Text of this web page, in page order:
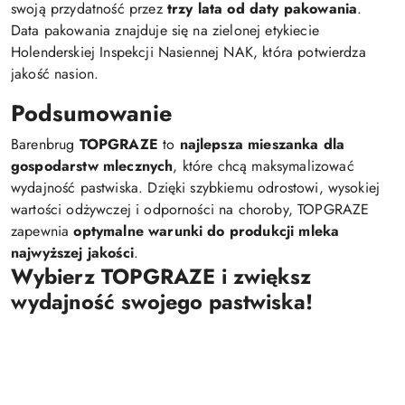
swoją przydatność przez trzy lata od daty pakowania.
Data pakowania znajduje się na zielonej etykiecie
Holenderskiej Inspekcji Nasiennej NAK, która potwierdza
jakość nasion.
Podsumowanie
Barenbrug TOPGRAZE to najlepsza mieszanka dla
gospodarstw mlecznych, które chcą maksymalizować
wydajność pastwiska. Dzięki szybkiemu odrostowi, wysokiej
wartości odżywczej i odporności na choroby, TOPGRAZE
zapewniaoptymalne warunki do produkcji mleka
najwyższej jakości.
Wybierz TOPGRAZE i zwiększ
wydajność swojego pastwiska!